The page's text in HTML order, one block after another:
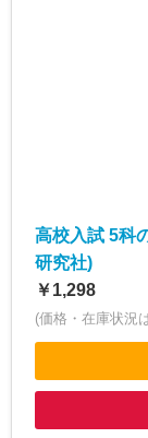
高校入試 5科
研究社)
￥1,298
(価格・在庫状況